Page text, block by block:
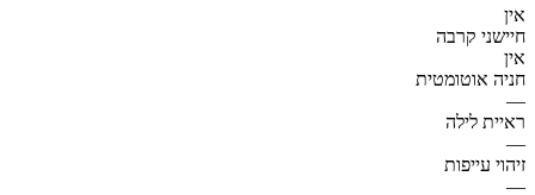
אין
חיישני קרבה
אין
חניה אוטומטית
—
ראיית לילה
—
זיהוי עייפות
—